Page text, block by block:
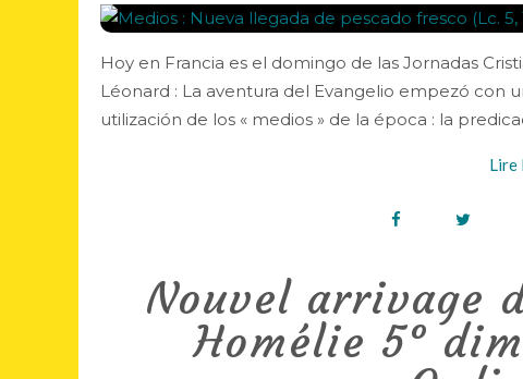
Hoy en Francia es el domingo de las Jornadas
Léonard : La aventura del Evangelio empezó con
utilización de los « medios » de la época : la
Lire
Nouvel arrivage
Homélie 5°